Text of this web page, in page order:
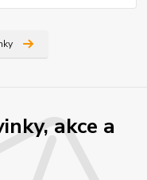
akce a